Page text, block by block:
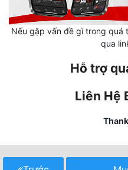
Thanh Xuân
Trọng Sinh
Nếu gặp vấn đề gì trong quá
qua
Hỗ trợ
Liên Hệ